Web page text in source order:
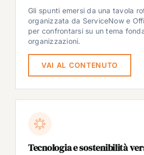
Gli spunti emersi da una tavola
organizzata da ServiceNow e
per confrontarsi su un tema
organizzazioni.
VAI AL CONTENUTO
Tecnologia e sostenibilità